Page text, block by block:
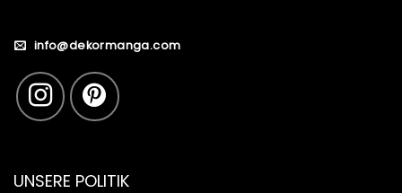
info@dekormanga.com
UNSERE POLITIK